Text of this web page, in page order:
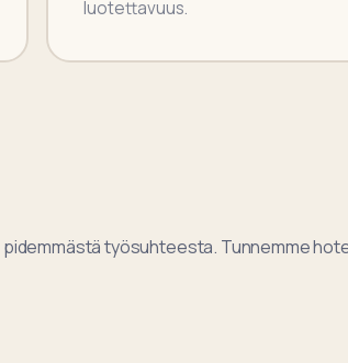
luotettavuus.
työsuhteesta. Tunnemme